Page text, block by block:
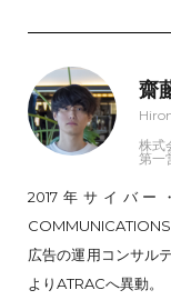
齋
株式
第一
2017年サイバー
広告の運用コンサル
よりATRACへ異動。